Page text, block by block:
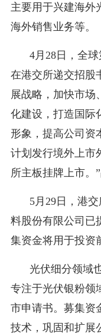
主要用于兴建海外
海外销售业务等。
4月28日，全
在港交所递交招股
展战略，加快市场
化建设，打造国际
形象，提高公司资
计划发行境外上市
所主板挂牌上市。
5月29日，港
料股份有限公司已
集资金将用于投资
光伏细分领域
专注于光伏银粉领
市申请书。募集资
技术，巩固和扩展